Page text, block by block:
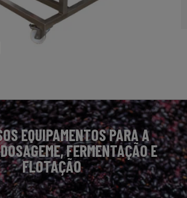
EQUIPAMENTOS PARA A
FERMENTAÇÃO E
FLOTAÇÃO